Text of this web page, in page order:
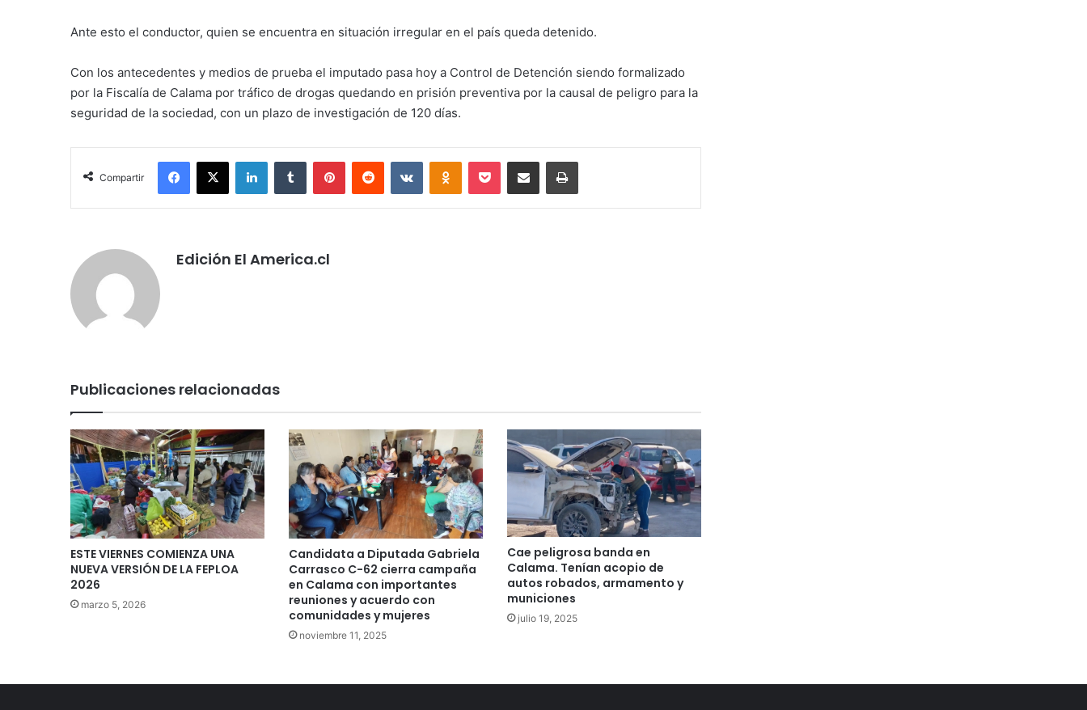
Ante esto el conductor, quien se encuentra en situación irregular en el país queda detenido.
Con los antecedentes y medios de prueba el imputado pasa hoy a Control de Detención siendo formalizado
por la Fiscalía de Calama por tráfico de drogas quedando en prisión preventiva por la causal de peligro para la
seguridad de la sociedad, con un plazo de investigación de 120 días.
Compartir
Facebook
X LinkedInTumblr PinterestReddit VKontakteOdnoklassniki
Pocket Compartir via email Imprimir
Edición El America.cl
Publicaciones relacionadas
ESTE VIERNES COMIENZA UNA
NUEVA VERSIÓN DE LA FEPLOA
2026
marzo 5, 2026
Candidata a Diputada Gabriela
Carrasco C-62 cierra campaña
en Calama con importantes
reuniones y acuerdo con
comunidades y mujeres
noviembre 11, 2025
Cae peligrosa banda en
Calama. Tenían acopio de
autos robados, armamento y
municiones
julio 19, 2025